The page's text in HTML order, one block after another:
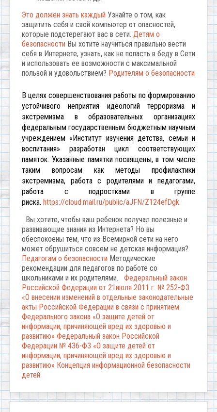
Это должен знать каждый Узнайте о том, как
защитить себя и свой компьютер от опасностей,
которые подстерегают вас в сети. Детям о
безопасности Вы хотите научиться правильно вести
себя в Интернете, узнать, как не попасть в беду в Сети
и использовать ее возможности с максимальной
пользой и удовольствием? Родителям о безопасности
В целях совершенствования работы по формированию
устойчивого неприятия идеологий терроризма и
экстремизма в образовательных организациях
федеральным государственным бюджетным научным
учреждением «Институт изучения детства, семьи и
воспитания» разработан цикл соответствующих
памяток. Указанные памятки посвящены, в том числе
таким вопросам как методы профилактики
экстремизма, работа с родителями и педагогами,
работа с подростками в группе
риска. https://cloud.mail.ru/public/aJFN/Z124efDgk.
Вы хотите, чтобы ваш ребенок получал полезные и
развивающие знания из Интернета? Но вы
обеспокоены тем, что из Всемирной сети на него
может обрушиться совсем не детская информация?
Педагогам о безопасности Методические
рекомендации для педагогов по работе со
школьниками и их родителями. Федеральный закон
Российской Федерации от 21июля 2011 г. № 252-ФЗ
«О внесении изменений в отдельные законодательные
акты Российской Федерации в связи с принятием
Федерального закона «О защите детей от
информации, причиняющей вред их здоровью и
развитию» Федеральный закон Российской
Федерации № 436-ФЗ «О защите детей от
информации, причиняющей вред их здоровью и
развитию» Концепция информационной безопасности
детей